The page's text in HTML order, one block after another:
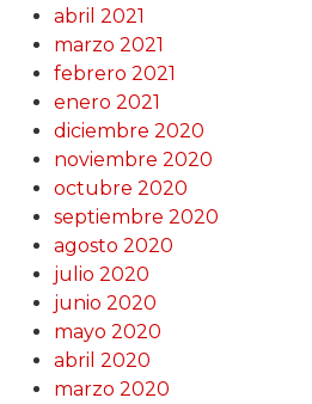
abril 2021
marzo 2021
febrero 2021
enero 2021
diciembre 2020
noviembre 2020
octubre 2020
septiembre 2020
agosto 2020
julio 2020
junio 2020
mayo 2020
abril 2020
marzo 2020